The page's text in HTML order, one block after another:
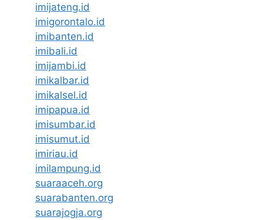
imijateng.id
imigorontalo.id
imibanten.id
imibali.id
imijambi.id
imikalbar.id
imikalsel.id
imipapua.id
imisumbar.id
imisumut.id
imiriau.id
imilampung.id
suaraaceh.org
suarabanten.org
suarajogja.org